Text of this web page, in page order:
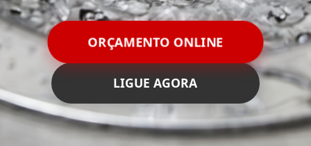
ORÇAMENTO ONLINE
LIGUE AGORA